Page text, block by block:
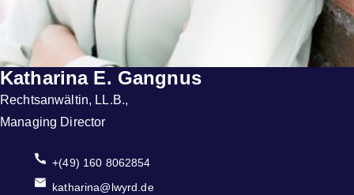
Katharina E. Gangnus
Rechtsanwältin, LL.B.,
Managing Director
+(49) 160 8062854
katharina@lwyrd.de